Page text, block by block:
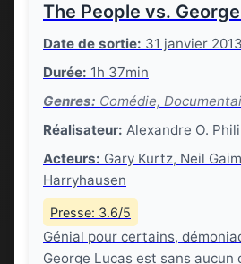
The People vs.
Date de sortie: 31 janvier 2013
Durée: 1h 37min
Genres: Comédie,
Réalisateur: Alexandre O.
Acteurs: Gary Kurtz, Neil
Harryhausen
Presse: 3.6/5
Génial pour certains,
George Lucas est sans aucun